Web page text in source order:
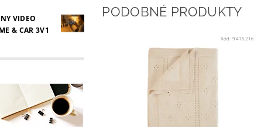
VIDEO
& CAR 3V1
PODOBNÉ PRODUKTY
Kód:9416216